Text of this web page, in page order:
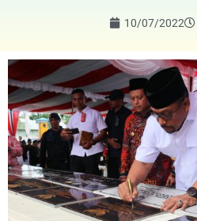
10/07/2022